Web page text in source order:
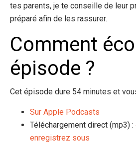
tes parents, je te conseille de leur
préparé afin de les rassurer.
Comment
épisode ?
Cet épisode dure 54 minutes et
Sur Apple Podcasts
Téléchargement direct (mp3) :
enregistrez sous